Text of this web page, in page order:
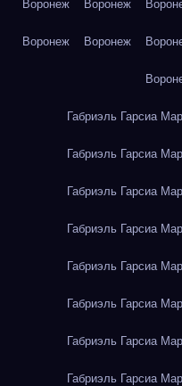
Воронеж Воронеж
Воронеж Воронеж
Габриэль Гарсиа
Габриэль Гарсиа
Габриэль Гарсиа
Габриэль Гарсиа
Габриэль Гарсиа
Габриэль Гарсиа
Габриэль Гарсиа
Габриэль Гарсиа